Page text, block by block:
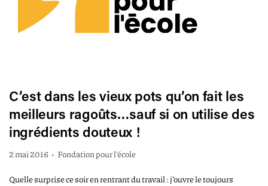
C’est dans les vieux pots qu’on fait les
meilleurs ragoûts…sauf si on utilise des
ingrédients douteux !
2 mai 2016 • Fondation pour l'école
Quelle surprise ce soir en rentrant du travail : j’ouvre le toujours